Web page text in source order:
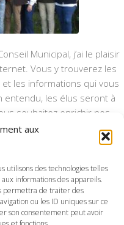
aux
utilisons des technologies telles
informations des appareils.
permettra de traiter des
ou les ID uniques sur ce
son consentement peut avoir
Municipal, j’ai le plaisir
Vous y trouverez les
les informations qui vous
entendu, les élus seront à
souhaitez enrichir nos
complément du bulletin
actualisé pour mieux vous
et à tous.